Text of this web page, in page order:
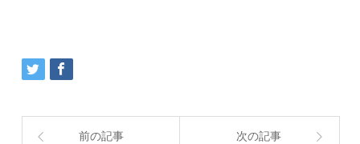
前の記事 次の記事